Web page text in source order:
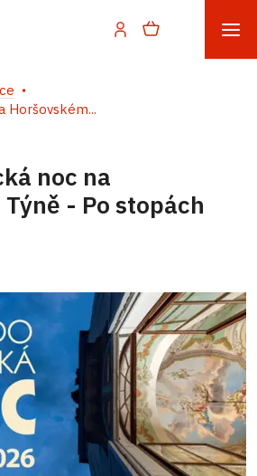
Horšovském...
noc na
- Po stopách